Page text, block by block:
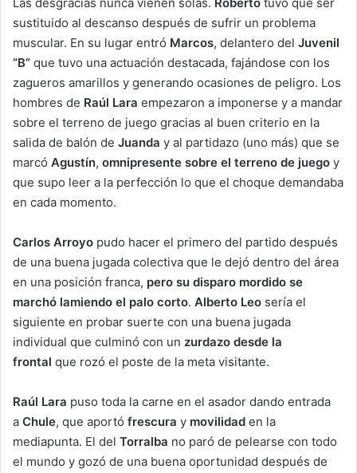
sustituido al descanso después de sufrir un problema
muscular. En su lugar entró Marcos, delantero del Juvenil
“B” que tuvo una actuación destacada, fajándose con los
zagueros amarillos y generando ocasiones de peligro. Los
hombres de Raúl Lara empezaron a imponerse y a mandar
sobre el terreno de juego gracias al buen criterio en la
salida de balón de Juanda y al partidazo (uno más) que se
marcó Agustín, omnipresente sobre el terreno de juego y
que supo leer a la perfección lo que el choque demandaba
en cada momento.
Carlos Arroyo pudo hacer el primero del partido después
de una buena jugada colectiva que le dejó dentro del área
en una posición franca, pero su disparo mordido se
marchó lamiendo el palo corto. Alberto Leo sería el
siguiente en probar suerte con una buena jugada
individual que culminó con un zurdazo desde la
frontal que rozó el poste de la meta visitante.
Raúl Lara puso toda la carne en el asador dando entrada
a Chule, que aportó frescura y movilidad en la
mediapunta. El del Torralba no paró de pelearse con todo
el mundo y gozó de una buena oportunidad después de